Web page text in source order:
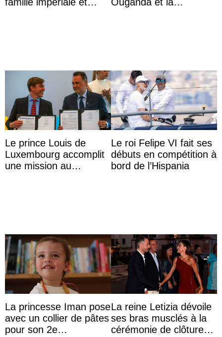
Le prince Louis de
Luxembourg accomplit
une mission au
Le roi Felipe VI fait ses
débuts en compétition à
bord de l’Hispania
La princesse Iman pose
avec un collier de pâtes
pour son 2e
La reine Letizia dévoile
ses bras musclés à la
cérémonie de clôture